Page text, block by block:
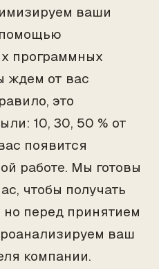
ваши
программных
ждем от вас
это
10, 30, 50 % от
появится
работе. Мы готовы
чтобы получать
перед принятием
ваш
компании.